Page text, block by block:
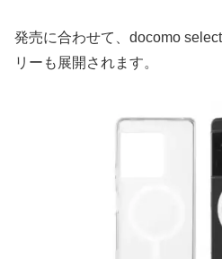
発売に合わせて、docomo
リーも展開されます。